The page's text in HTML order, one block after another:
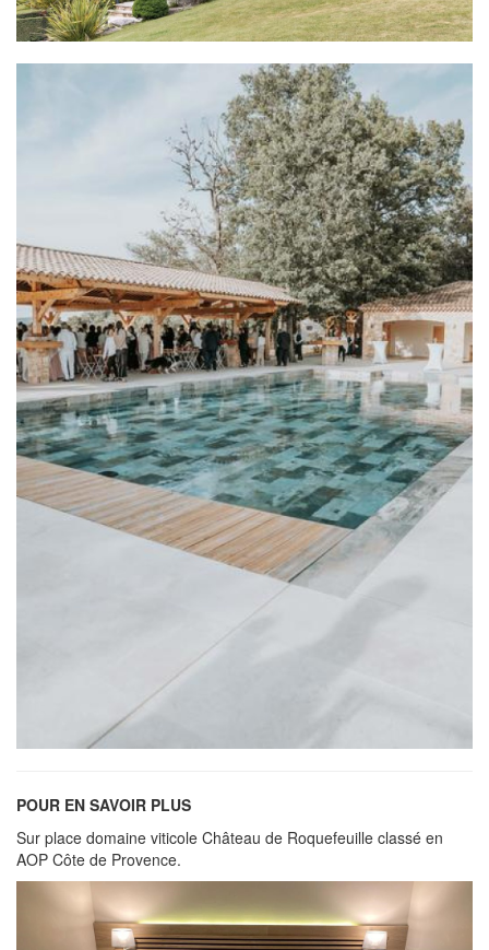
POUR EN SAVOIR PLUS
Sur place domaine viticole Château de Roquefeuille classé en
AOP Côte de Provence.